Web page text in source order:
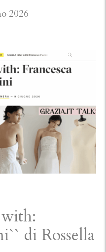
2026
di Rossella